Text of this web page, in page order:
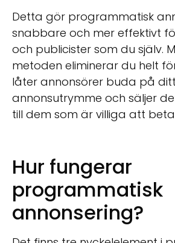
Detta gör programmatisk
snabbare och mer effektivt
och publicister som du själv.
metoden eliminerar du helt
låter annonsörer buda på ditt
annonsutrymme och säljer
till dem som är villiga att
Hur fungerar
programmatisk
annonsering?